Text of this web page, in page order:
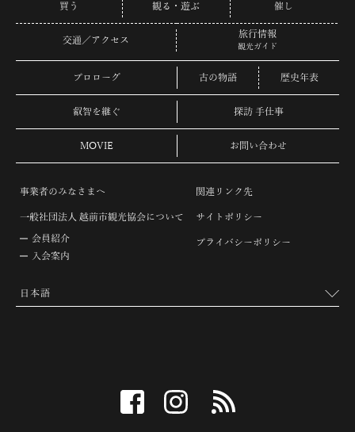
買う 観る・遊ぶ 催し
交通／アクセス
旅行情報
観光ガイド
プロローグ 古の物語 歴史年表
叡智を継ぐ 探訪 手仕事
MOVIE お問い合わせ
事業者のみなさまへ
一般社団法人 越前市観光協会について
会員紹介
入会案内
関連リンク先
サイトポリシー
プライバシーポリシー
facebook instagram